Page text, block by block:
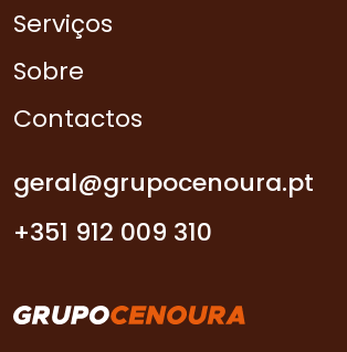
Serviços
Sobre
Contactos
geral@grupocenoura.pt
+351 912 009 310